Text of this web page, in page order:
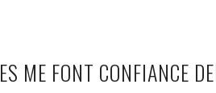
ME FONT CONFIANCE